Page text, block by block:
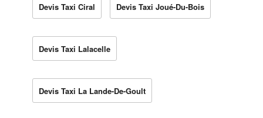
Devis Taxi Ciral Devis Taxi Joué-Du-Bois
Devis Taxi Lalacelle
Devis Taxi La Lande-De-Goult